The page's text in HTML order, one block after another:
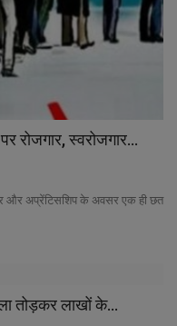
रोजगार, स्वरोजगार...
और अप्रेंटिसशिप के अवसर एक ही छत
तोड़कर लाखों के...